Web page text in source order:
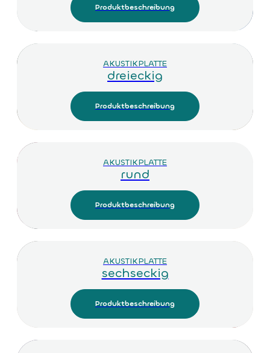
Produktbeschreibung
AKUSTIKPLATTE
dreieckig
Produktbeschreibung
AKUSTIKPLATTE
rund
Produktbeschreibung
AKUSTIKPLATTE
sechseckig
Produktbeschreibung